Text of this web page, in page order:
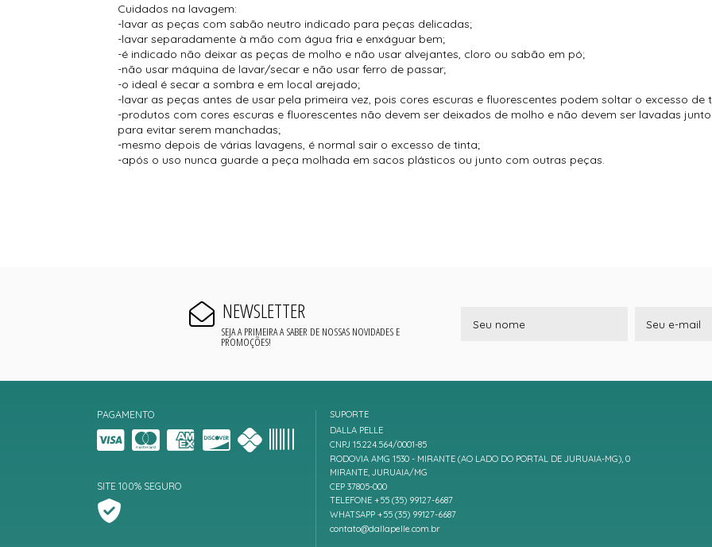
Cuidados na lavagem:
-lavar as peças com sabão neutro indicado para peças delicadas;
-lavar separadamente à mão com água fria e enxáguar bem;
-é indicado não deixar as peças de molho e não usar alvejantes, cloro ou sabão em pó;
-não usar máquina de lavar/secar e não usar ferro de passar;
-o ideal é secar a sombra e em local arejado;
-lavar as peças antes de usar pela primeira vez, pois cores escuras e fluorescentes podem soltar o excesso de
-produtos com cores escuras e fluorescentes não devem ser deixados de molho e não devem ser lavadas
para evitar serem manchadas;
-mesmo depois de várias lavagens, é normal sair o excesso de tinta;
-após o uso nunca guarde a peça molhada em sacos plásticos ou junto com outras peças.
NEWSLETTER
SEJA A PRIMEIRA A SABER DE NOSSAS NOVIDADES E
PROMOÇÕES!
PAGAMENTO
SITE 100% SEGURO
SUPORTE
DALLA PELLE
CNPJ 15.224.564/0001-85
RODOVIA AMG 1530 - MIRANTE (AO LADO DO PORTAL DE JURUAIA-MG), 0
MIRANTE, JURUAIA/MG
CEP 37805-000
TELEFONE +55 (35) 99127-6687
WHATSAPP +55 (35) 99127-6687
contato@dallapelle.com.br